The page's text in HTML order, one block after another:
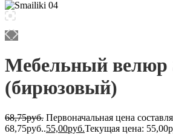
Мебельный велюр
(бирюзовый)
68,75руб. Первоначальная цена
68,75руб..55,00руб.Текущая цена: